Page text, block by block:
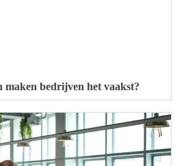
maken bedrijven het vaakst?